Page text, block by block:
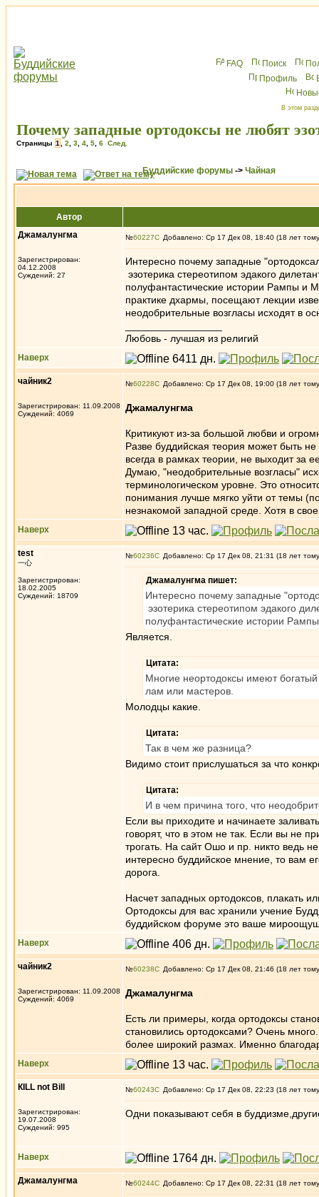
FAQ Поиск
Профиль
В этом
Почему западные ортодоксы не любят
Страницы 1 2 3 4 5 6 След.
Буддийские форумы -> Чайная
Автор
Джамалунгма
Зарегистрирован:
04.12.2008
Суждений: 27
№60227 Добавлено: Ср 17 Дек 08, 18:40 (18 лет
Интересно почему западные
эзотерика стереотипом эдакого
полуфантастические истории Рампы и
практике дхармы, посещают лекции
неодобрительные возгласы исходят в
Любовь - лучшая из религий
Наверх
чайник2
Зарегистрирован: 11.09.2008
Суждений: 4069
№60228 Добавлено: Ср 17 Дек 08, 19:00 (18 лет
Джамалунгма
Критикуют из-за большой любви и
Разве буддийская теория может быть
всегда в рамках теории, не выходит за
Думаю, "неодобрительные возгласы"
терминологическом уровне. Это
понимания лучше мягко уйти от темы
незнакомой западной среде. Хотя в
Наверх
test
一心
Зарегистрирован:
18.02.2005
Суждений: 18709
№60236 Добавлено: Ср 17 Дек 08, 21:31 (18 лет
Джамалунгма пишет:
Интересно почему западные
эзотерика стереотипом эдакого
полуфантастические истории
Является.
Цитата:
Многие неортодоксы имеют
лам или мастеров.
Молодцы какие.
Цитата:
Так в чем же разница?
Видимо стоит прислушаться за что
Цитата:
И в чем причина того, что
Если вы приходите и начинаете
говорят, что в этом не так. Если вы не
трогать. На сайт Ошо и пр. никто ведь
интересно буддийское мнение, то вам
дорога.
Насчет западных ортодоксов, плакать
Ортодоксы для вас хранили учение
буддийском форуме это ваше
Наверх
чайник2
Зарегистрирован: 11.09.2008
Суждений: 4069
№60238 Добавлено: Ср 17 Дек 08, 21:46 (18 лет
Джамалунгма
Есть ли примеры, когда ортодоксы
становились ортодоксами? Очень
более широкий размах. Именно
Наверх
КILL not Вill
Зарегистрирован:
19.07.2008
Суждений: 995
№60243 Добавлено: Ср 17 Дек 08, 22:23 (18 лет
Одни показывают себя в
Наверх
Джамалунгма №60244 Добавлено: Ср 17 Дек 08, 22:31 (18 лет